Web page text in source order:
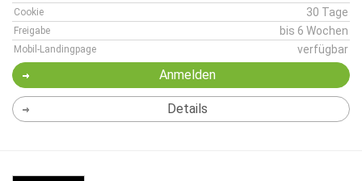
Cookie 30 Tage
Freigabe bis 6 Wochen
Mobil-Landingpage verfügbar
Anmelden
Details